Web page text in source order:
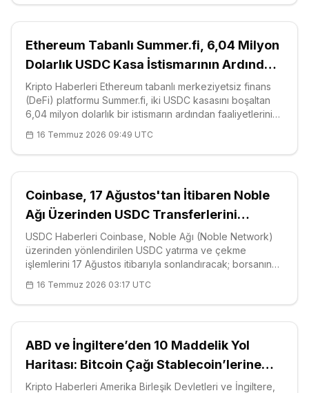
Ethereum Tabanlı Summer.fi, 6,04 Milyon
Dolarlık USDC Kasa İstismarının Ardından
Kapanıyor
Kripto Haberleri Ethereum tabanlı merkeziyetsiz finans
(DeFi) platformu Summer.fi, iki USDC kasasını boşaltan
6,04 milyon dolarlık bir istismarın ardından faaliyetlerini
Lazy Summer Protocol üzerinde gerçekleştirilen saldırı,
platfor
16 Temmuz 2026 09:49 UTC
Coinbase, 17 Ağustos'tan İtibaren Noble
Ağı Üzerinden USDC Transferlerini
Sonlandırıyor
USDC Haberleri Coinbase, Noble Ağı (Noble Network)
üzerinden yönlendirilen USDC yatırma ve çekme
işlemlerini 17 Ağustos itibarıyla sonlandıracak; borsanın
değil, yalnız
16 Temmuz 2026 03:17 UTC
ABD ve İngiltere’den 10 Maddelik Yol
Haritası: Bitcoin Çağı Stablecoin’lerine
Sınır Ötesi Kurallar Geliyor
Kripto Haberleri Amerika Birleşik Devletleri ve İngiltere,